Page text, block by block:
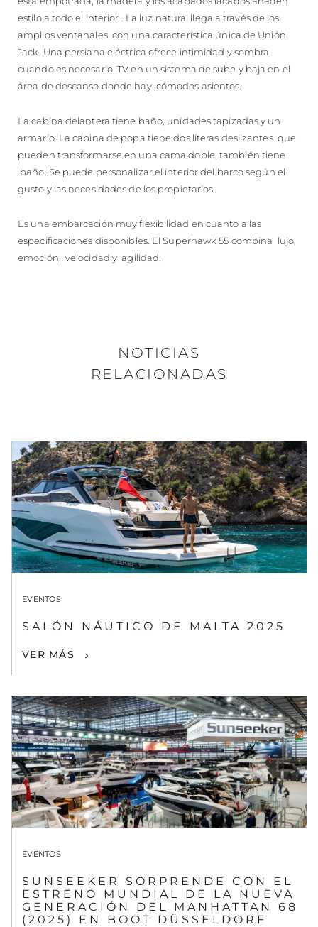
estilo a todo el interior . La luz natural llega a través de los
amplios ventanales con una característica única de Unión
Jack. Una persiana eléctrica ofrece intimidad y sombra
cuando es necesario. TV en un sistema de sube y baja en el
área de descanso donde hay cómodos asientos.
La cabina delantera tiene baño, unidades tapizadas y un
armario. La cabina de popa tiene dos literas deslizantes que
pueden transformarse en una cama doble, también tiene
baño. Se puede personalizar el interior del barco según el
gusto y las necesidades de los propietarios.
Es una embarcación muy flexibilidad en cuanto a las
especificaciones disponibles. El Superhawk 55 combina lujo,
emoción, velocidad y agilidad.
NOTICIAS
RELACIONADAS
EVENTOS
SALÓN NÁUTICO DE MALTA 2025
VER MÁS
EVENTOS
SUNSEEKER SORPRENDE CON EL
ESTRENO MUNDIAL DE LA NUEVA
GENERACIÓN DEL MANHATTAN 68
(2025) EN BOOT DÜSSELDORF